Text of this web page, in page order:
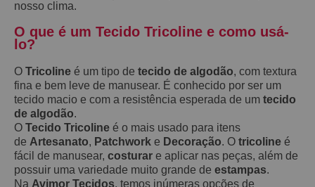
nosso clima.
O que é um Tecido Tricoline e como usá-
lo?
O Tricoline é um tipo de tecido de algodão, com textura
fina e bem leve de manusear. É conhecido por ser um
tecido macio e com a resistência esperada de um tecido
de algodão.
O Tecido Tricoline é o mais usado para itens
de Artesanato, Patchwork e Decoração. O tricoline é
fácil de manusear, costurar e aplicar nas peças, além de
possuir uma variedade muito grande de estampas.
Na Avimor Tecidos, temos inúmeras opções de